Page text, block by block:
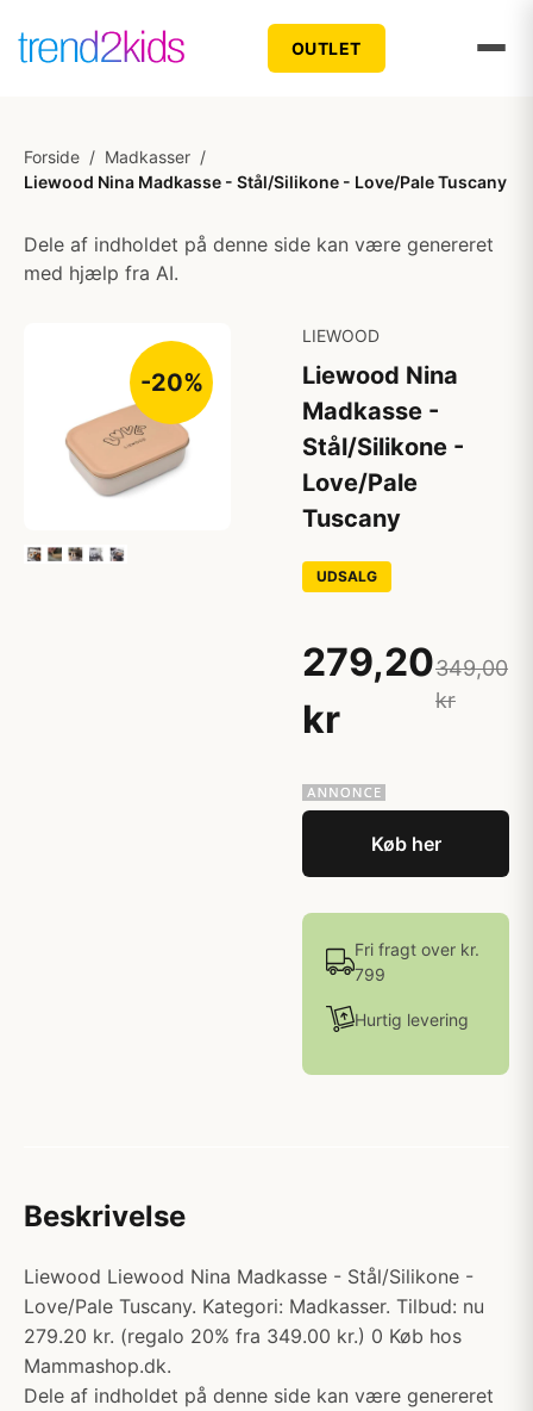
OUTLET
Forside / Madkasser /
Liewood Nina Madkasse - Stål/Silikone - Love/Pale Tuscany
Dele af indholdet på denne side kan være genereret
med hjælp fra AI.
-20%
LIEWOOD
Liewood Nina
Madkasse -
Stål/Silikone -
Love/Pale
Tuscany
UDSALG
279,20
kr
349,00
kr
Køb her
Fri fragt over kr.
799
Hurtig levering
Beskrivelse
Liewood Liewood Nina Madkasse - Stål/Silikone -
Love/Pale Tuscany. Kategori: Madkasser. Tilbud: nu
279.20 kr. (regalo 20% fra 349.00 kr.) 0 Køb hos
Mammashop.dk.
Dele af indholdet på denne side kan være genereret